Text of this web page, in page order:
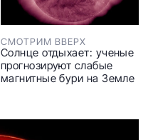
СМОТРИМ ВВЕРХ
Солнце отдыхает: ученые
прогнозируют слабые
магнитные бури на Земле